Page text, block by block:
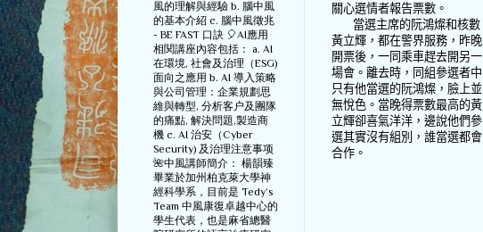
關心選情者報告票數。
當選主席的阮鴻燦和核數
黃立輝，都在警界服務，昨晚
開票後，一同乘車趕去開另一
場會。離去時，同組參選者中
只有他當選的阮鴻燦，臉上並
無悅色。當晚得票數最高的黃
立輝卻喜氣洋洋，邊說他們參
選其實沒有組別，誰當選都會
合作。
風的理解與經驗 b. 腦中風
的基本介紹 c. 腦中風徵兆
- BE FAST 口訣 🎈AI應用
相関講座內容包括： a. AI
在環境, 社會及治理（ESG)
面向之應用 b. AI 導入策略
與公司管理：企業規劃思
維與轉型, 分析客户及團隊
的痛點, 解決問題,製造商
機 c. AI 治安（Cyber
Security) 及治理注意事项
🌺中風講師簡介： 楊韻臻
畢業於加州柏克萊大學神
經科學系，目前是 Tedy‘s
Team 中風康復卓越中心的
學生代表，也是麻省總醫